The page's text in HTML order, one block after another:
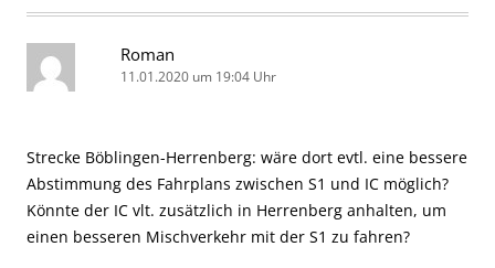
Roman
11.01.2020 um 19:04 Uhr
Strecke Böblingen-Herrenberg: wäre dort evtl. eine bessere
Abstimmung des Fahrplans zwischen S1 und IC möglich?
Könnte der IC vlt. zusätzlich in Herrenberg anhalten, um
einen besseren Mischverkehr mit der S1 zu fahren?